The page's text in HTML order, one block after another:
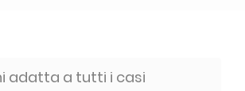
adatta a tutti i casi